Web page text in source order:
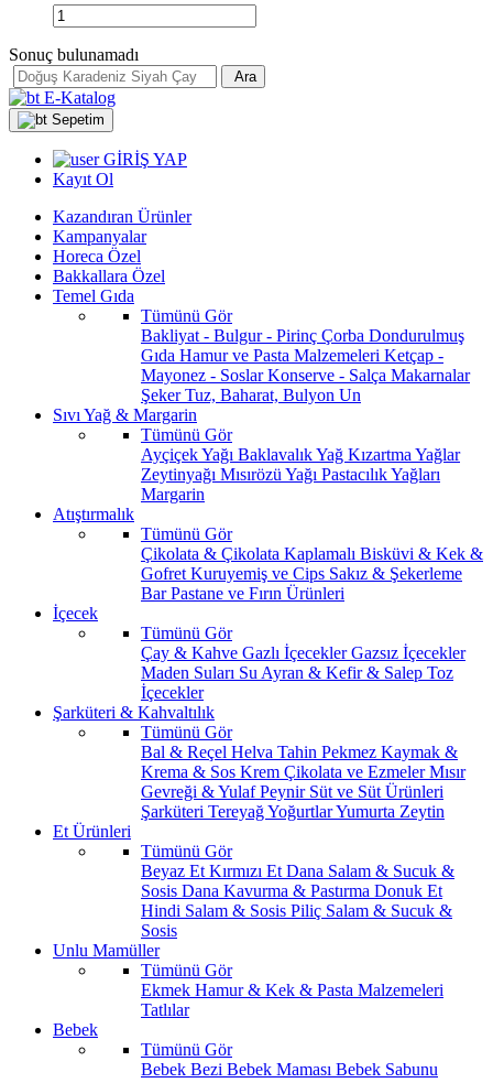
Sonuç bulunamadı
Ara
E-Katalog
Sepetim
GİRİŞ YAP
Kayıt Ol
Kazandıran Ürünler
Kampanyalar
Horeca Özel
Bakkallara Özel
Temel Gıda
Tümünü Gör
Bakliyat - Bulgur - Pirinç Çorba Dondurulmuş
Gıda Hamur ve Pasta Malzemeleri Ketçap -
Mayonez - SoslarKonserve - Salça Makarnalar
ŞekerTuz, Baharat, Bulyon Un
Sıvı Yağ & Margarin
Tümünü Gör
Ayçiçek Yağı Baklavalık Yağ Kızartma Yağlar
Zeytinyağı Mısırözü Yağı Pastacılık Yağları
Margarin
Atıştırmalık
Tümünü Gör
Çikolata & Çikolata Kaplamalı Bisküvi & Kek &
Gofret Kuruyemiş ve Cips Sakız & Şekerleme
BarPastane ve Fırın Ürünleri
İçecek
Tümünü Gör
Çay & Kahve Gazlı İçeceklerGazsız İçecekler
Maden Suları Su Ayran & Kefir & Salep Toz
İçecekler
Şarküteri & Kahvaltılık
Tümünü Gör
Bal & Reçel Helva Tahin Pekmez Kaymak &
Krema & Sos Krem Çikolata ve EzmelerMısır
Gevreği & YulafPeynir Süt ve Süt Ürünleri
Şarküteri TereyağYoğurtlarYumurta Zeytin
Et Ürünleri
Tümünü Gör
Beyaz Et Kırmızı Et Dana Salam & Sucuk &
Sosis Dana Kavurma & Pastırma Donuk Et
Hindi Salam & Sosis Piliç Salam & Sucuk &
Sosis
Unlu Mamüller
Tümünü Gör
Ekmek Hamur & Kek & Pasta Malzemeleri
Tatlılar
Bebek
Tümünü Gör
Bebek Bezi Bebek Maması Bebek Sabunu